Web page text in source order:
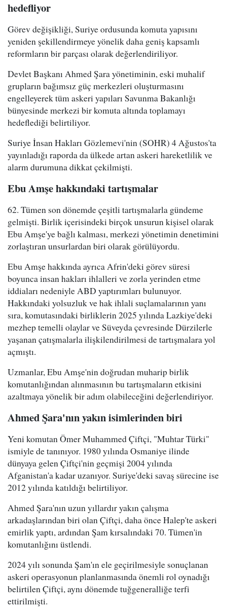
hedefliyor
Görev değişikliği, Suriye ordusunda komuta yapısını
yeniden şekillendirmeye yönelik daha geniş kapsamlı
reformların bir parçası olarak değerlendiriliyor.
Devlet Başkanı Ahmed Şara yönetiminin, eski muhalif
grupların bağımsız güç merkezleri oluşturmasını
engelleyerek tüm askeri yapıları Savunma Bakanlığı
bünyesinde merkezi bir komuta altında toplamayı
hedeflediği belirtiliyor.
Suriye İnsan Hakları Gözlemevi'nin (SOHR) 4 Ağustos'ta
yayınladığı raporda da ülkede artan askeri hareketlilik ve
alarm durumuna dikkat çekilmişti.
Ebu Amşe hakkındaki tartışmalar
62. Tümen son dönemde çeşitli tartışmalarla gündeme
gelmişti. Birlik içerisindeki birçok unsurun kişisel olarak
Ebu Amşe'ye bağlı kalması, merkezi yönetimin denetimini
zorlaştıran unsurlardan biri olarak görülüyordu.
Ebu Amşe hakkında ayrıca Afrin'deki görev süresi
boyunca insan hakları ihlalleri ve zorla yerinden etme
iddiaları nedeniyle ABD yaptırımları bulunuyor.
Hakkındaki yolsuzluk ve hak ihlali suçlamalarının yanı
sıra, komutasındaki birliklerin 2025 yılında Lazkiye'deki
mezhep temelli olaylar ve Süveyda çevresinde Dürzilerle
yaşanan çatışmalarla ilişkilendirilmesi de tartışmalara yol
açmıştı.
Uzmanlar, Ebu Amşe'nin doğrudan muharip birlik
komutanlığından alınmasının bu tartışmaların etkisini
azaltmaya yönelik bir adım olabileceğini değerlendiriyor.
Ahmed Şara'nın yakın isimlerinden biri
Yeni komutan Ömer Muhammed Çiftçi, "Muhtar Türki"
ismiyle de tanınıyor. 1980 yılında Osmaniye ilinde
dünyaya gelen Çiftçi'nin geçmişi 2004 yılında
Afganistan'a kadar uzanıyor. Suriye'deki savaş sürecine ise
2012 yılında katıldığı belirtiliyor.
Ahmed Şara'nın uzun yıllardır yakın çalışma
arkadaşlarından biri olan Çiftçi, daha önce Halep'te askeri
emirlik yaptı, ardından Şam kırsalındaki 70. Tümen'in
komutanlığını üstlendi.
2024 yılı sonunda Şam'ın ele geçirilmesiyle sonuçlanan
askeri operasyonun planlanmasında önemli rol oynadığı
belirtilen Çiftçi, aynı dönemde tuğgeneralliğe terfi
ettirilmişti.